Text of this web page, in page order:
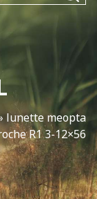
lunette meopta
R1 3-12×56